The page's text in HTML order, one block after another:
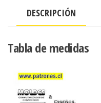
cantidad
DESCRIPCIÓN
Tabla de medidas